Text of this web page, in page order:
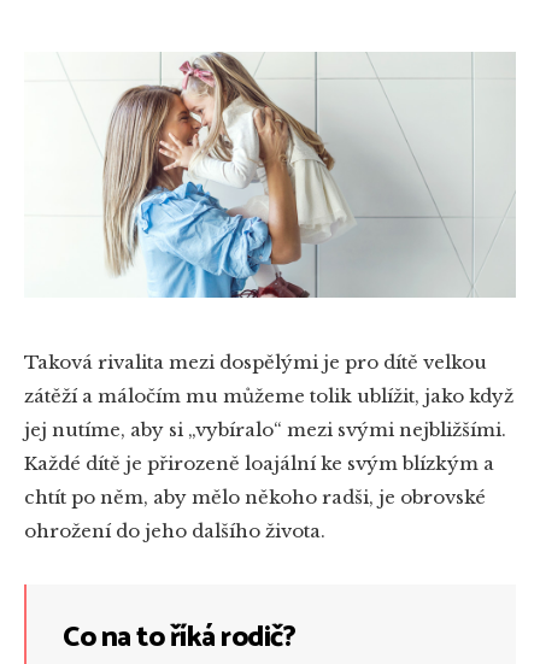
Taková rivalita mezi dospělými je pro dítě velkou
zátěží a máločím mu můžeme tolik ublížit, jako když
jej nutíme, aby si „vybíralo“ mezi svými nejbližšími.
Každé dítě je přirozeně loajální ke svým blízkým a
chtít po něm, aby mělo někoho radši, je obrovské
ohrožení do jeho dalšího života.
Co na to říká rodič?